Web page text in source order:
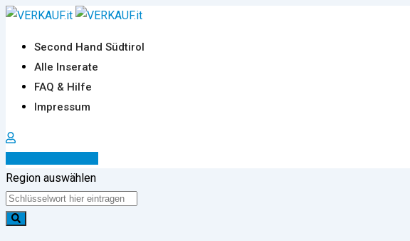
Zum
springen
Second Hand Südtirol
Alle Inserate
FAQ & Hilfe
Impressum
Region auswählen